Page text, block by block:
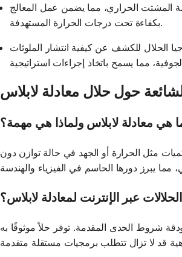
المشتت الحراري، مما يضمن عمل المعالج
بكفاءة تحت درجات الحرارة المستهدفة.
الحلال للكشف عن كيفية انتشار الملوثات
حول حلال معادلة لابلاس
هي معادلة لابلاس ولماذا هي مهمة؟
مثل الحرارة أو الجهد في حالة توازن دون
عبر الإنترنت لمعادلة لابلاس؟
شروط الحدى المقدمة. توفر حلاً موثوقًا به